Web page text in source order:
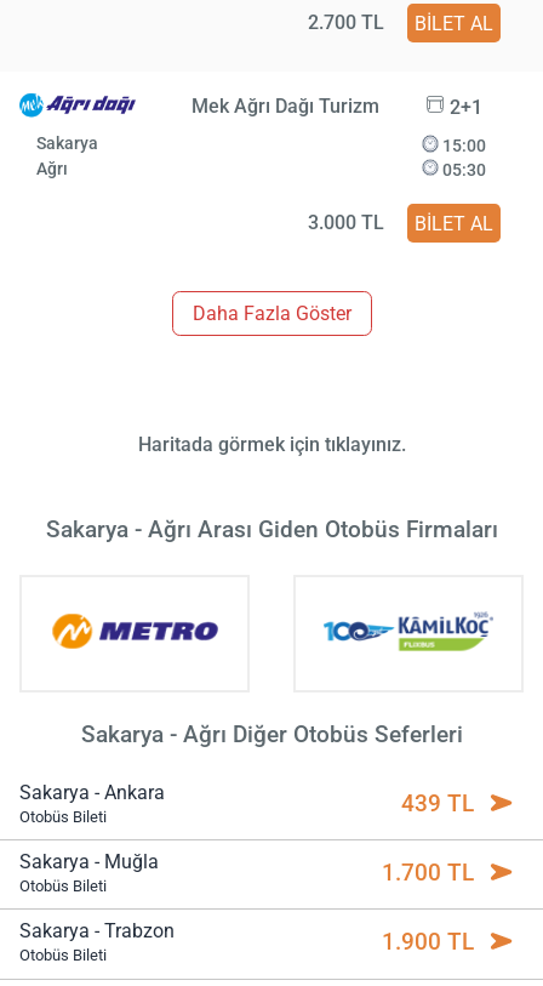
2.700 TL BİLET AL
Mek Ağrı Dağı Turizm 2+1
Sakarya
Ağrı
15:00
05:30
3.000 TL BİLET AL
Daha Fazla Göster
Haritada görmek için tıklayınız.
Sakarya - Ağrı Arası Giden Otobüs Firmaları
Sakarya - Ağrı Diğer Otobüs Seferleri
Sakarya - Ankara
Otobüs Bileti 439 TL
Sakarya - Muğla
Otobüs Bileti 1.700 TL
Sakarya - Trabzon
Otobüs Bileti 1.900 TL